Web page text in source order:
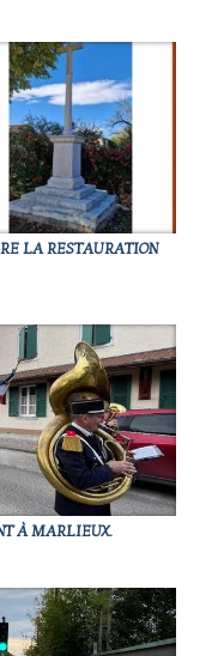
LA RESTAURATION
À MARLIEUX.